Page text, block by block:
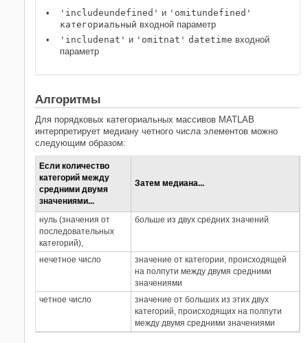
'includeundefined' и 'omitundefined'
категориальный входной параметр
'includenat' и 'omitnat' datetime входной
параметр
Алгоритмы
Для порядковых категориальных массивов MATLAB
интерпретирует медиану четного числа элементов можно
следующим образом:
Если количество
категорий между
средними двумя
значениями...
Затем медиана...
нуль (значения от
последовательных
категорий),
больше из двух средних значений
нечетное число
значение от категории, происходящей
на полпути между двумя средними
значениями
четное число
значение от больших из этих двух
категорий, происходящих на полпути
между двумя средними значениями